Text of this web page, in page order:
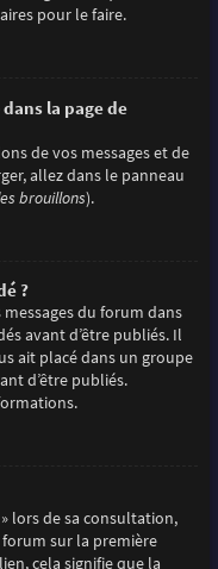
pour le faire.
la page de
de vos messages et de
allez dans le panneau
brouillons).
?
du forum dans
avant d’être publiés. Il
ait placé dans un groupe
d’être publiés.
lors de sa consultation,
sur la première
cela signifie que la